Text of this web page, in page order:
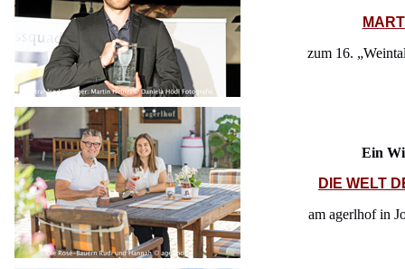
zum 16.
Ein
DIE WELT
am agerlhof in